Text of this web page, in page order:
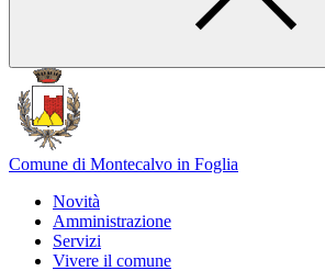
Comune di Montecalvo in Foglia
Novità
Amministrazione
Servizi
Vivere il comune